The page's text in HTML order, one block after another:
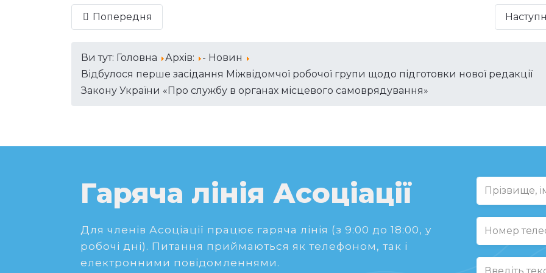
Попередня
Ви тут: Головна Архів:
- Новин
Відбулося перше засідання Міжвідомчої робочої групи щодо підготовки нової редакції
Закону України «Про службу в органах місцевого самоврядування»
Гаряча лінія Асоціації
Для членів Асоціації працює гаряча лінія (з 9:00 до 18:00, у
робочі дні). Питання приймаються як телефоном, так і
електронними повідомленнями.